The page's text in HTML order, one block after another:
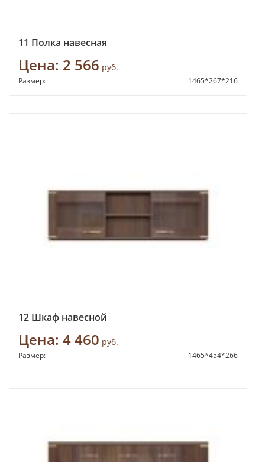
11 Полка навесная
Цена: 2 566 руб.
Размер: 1465*267*216
12 Шкаф навесной
Цена: 4 460 руб.
Размер: 1465*454*266